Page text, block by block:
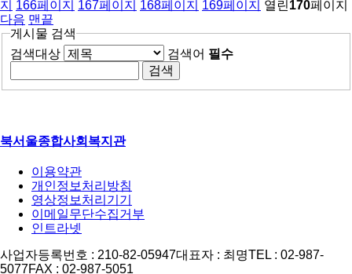
지
166페이지 167페이지 168페이지 169페이지 열린170페이지
다음 맨끝
게시물 검색
검색대상
검색어 필수
북서울종합사회복지관
이용약관
개인정보처리방침
영상정보처리기기
이메일무단수집거부
인트라넷
사업자등록번호 : 210-82-05947대표자 : 최명TEL : 02-987-
5077FAX : 02-987-5051